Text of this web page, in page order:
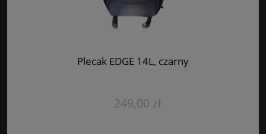
Plecak EDGE 14L, czarny
249,00 zł